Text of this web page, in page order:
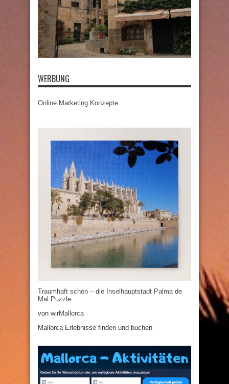
WERBUNG
Online Marketing Konzepte
Traumhaft schön – die Inselhauptstadt Palma de
Mal Puzzle
von wirMallorca
Mallorca Erlebnisse finden und buchen